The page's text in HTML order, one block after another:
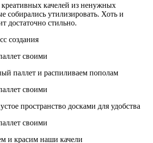
качелей из ненужных
собирались утилизировать. Хоть и
достаточно стильно.
создания
паллет и распиливаем пополам
пространство досками для удобства
и красим наши качели